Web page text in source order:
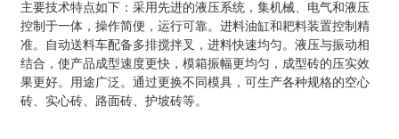
主要技术特点如下：采用先进的液压系统，集机械、电气和液压
控制于一体，操作简便，运行可靠。进料油缸和耙料装置控制精
准。自动送料车配备多排搅拌叉，进料快速均匀。液压与振动相
结合，使产品成型速度更快，模箱振幅更均匀，成型砖的压实效
果更好。用途广泛。通过更换不同模具，可生产各种规格的空心
砖、实心砖、路面砖、护坡砖等。